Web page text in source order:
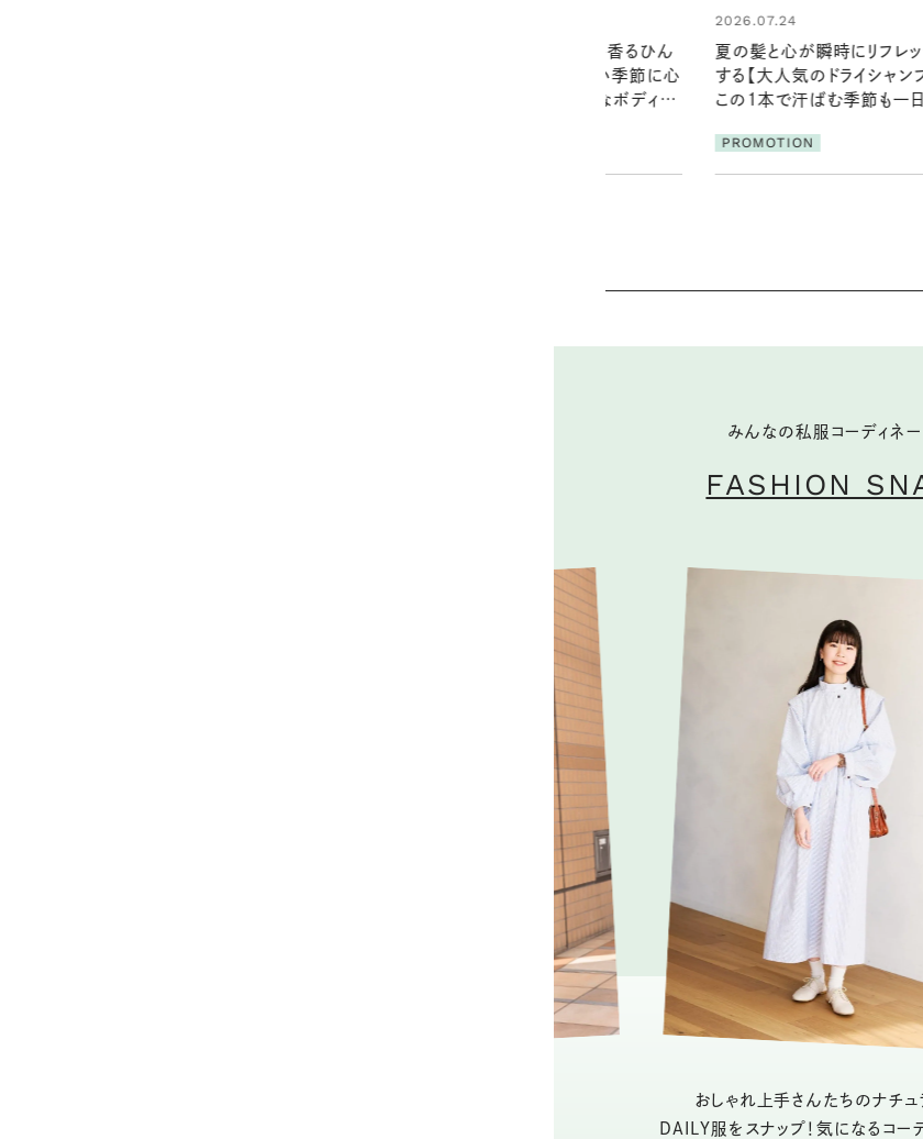
真夏に向けて、ハーブが香るひん
やりジェルと出合う。暑い季節に心
地よくうるおう、軽やかなボディケ
2026.07.24
夏の髪と心が瞬時にリフレッ
する【大人気のドライシャンプ
この1本で汗ばむ季節も一日
PROMOTION
みんなの私服コーディネー
FASHION
おしゃれ上手さんたちのナチュ
DAILY服をスナップ！気になるコー